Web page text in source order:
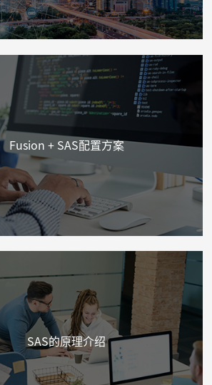
Fusion + SAS配置方案
SAS的原理介绍